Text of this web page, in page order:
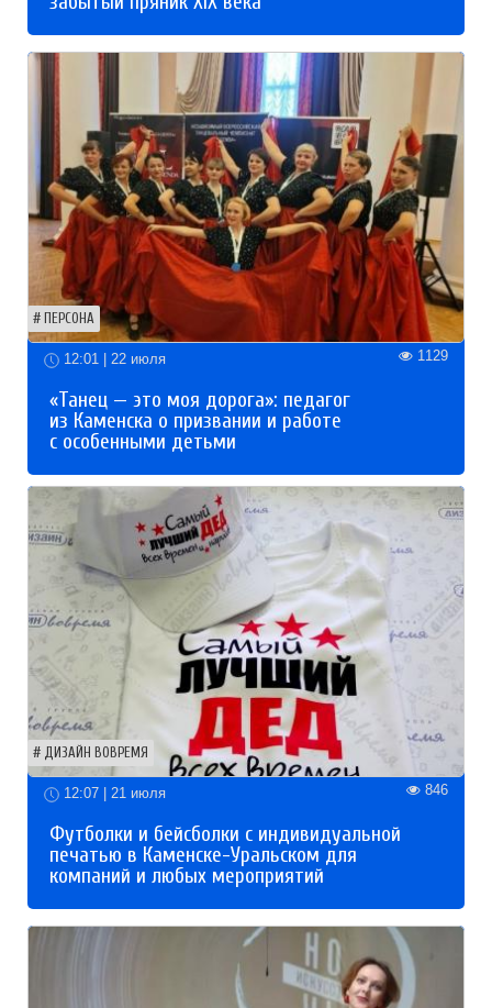
ПЕРСОНА
12:01 | 22 июля 1129
«Танец — это моя дорога»: педагог
из Каменска о призвании и работе
с особенными детьми
ДИЗАЙН ВОВРЕМЯ
12:07 | 21 июля 846
Футболки и бейсболки с индивидуальной
печатью в Каменске-Уральском для
компаний и любых мероприятий